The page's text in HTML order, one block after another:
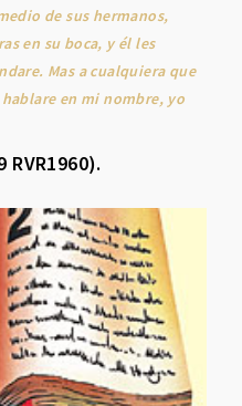
de sus hermanos,
en su boca, y él les
Mas a cualquiera que
en mi nombre, yo